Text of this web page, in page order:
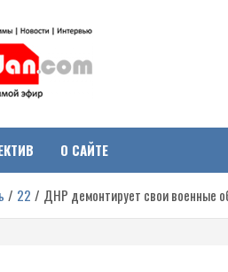
война на
включая события в Новороссии,
О САЙТЕ
22 ДНР демонтирует свои военные